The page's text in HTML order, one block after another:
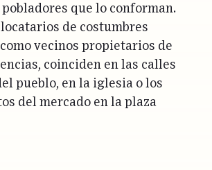
que lo conforman.
de costumbres
vecinos propietarios de
coinciden en las calles
pueblo, en la iglesia o los
del mercado en la plaza